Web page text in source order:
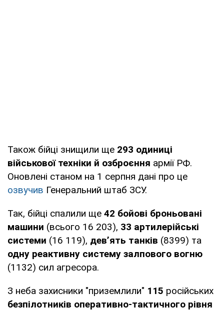
Також бійці знищили ще 293 одиниці
військової техніки й озброєння армії РФ.
Оновлені станом на 1 серпня дані про це
озвучив Генеральний штаб ЗСУ.
Так, бійці спалили ще 42 бойові броньовані
машини (всього 16 203), 33 артилерійські
системи (16 119), дев’ять танків (8399) та
одну реактивну систему залпового вогню
(1132) сил агресора.
З неба захисники "приземлили" 115 російських
безпілотників оперативно-тактичного рівня